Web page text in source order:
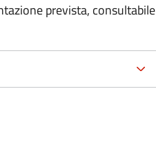
prevista, consultabile